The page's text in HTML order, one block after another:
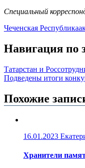
Специальный
Чеченская Республика
Навигация по
Татарстан и
Подведены итоги
Похожие
16.01.2023
Хранители